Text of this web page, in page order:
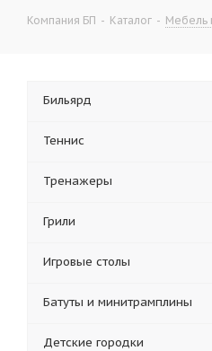
Компания БП - Каталог - Мебель
Бильярд
Теннис
Тренажеры
Грили
Игровые столы
Батуты и минитрамплины
Детские городки